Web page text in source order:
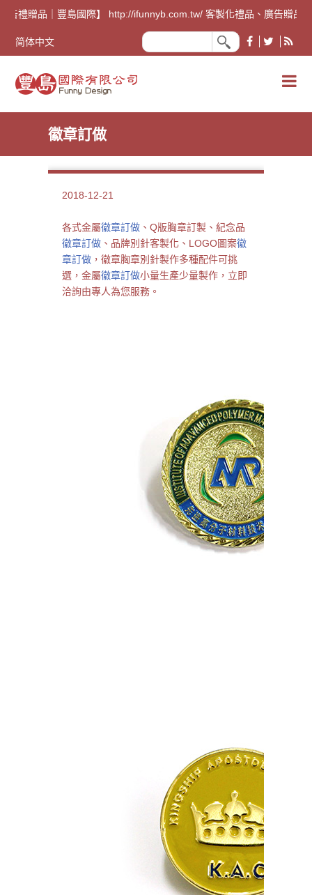
告禮贈品｜豐島國際】 http://ifunnyb.com.tw/ 客製化禮品、廣告贈品
简体中文
徽章訂做
2018-12-21
各式金屬徽章訂做 、Q版胸章訂製、紀念品
徽章訂做 、品牌別針客製化、LOGO圖案徽
章訂做 ，徽章胸章別針製作多種配件可挑
選，金屬徽章訂做小量生產少量製作，立即
洽詢由專人為您服務。